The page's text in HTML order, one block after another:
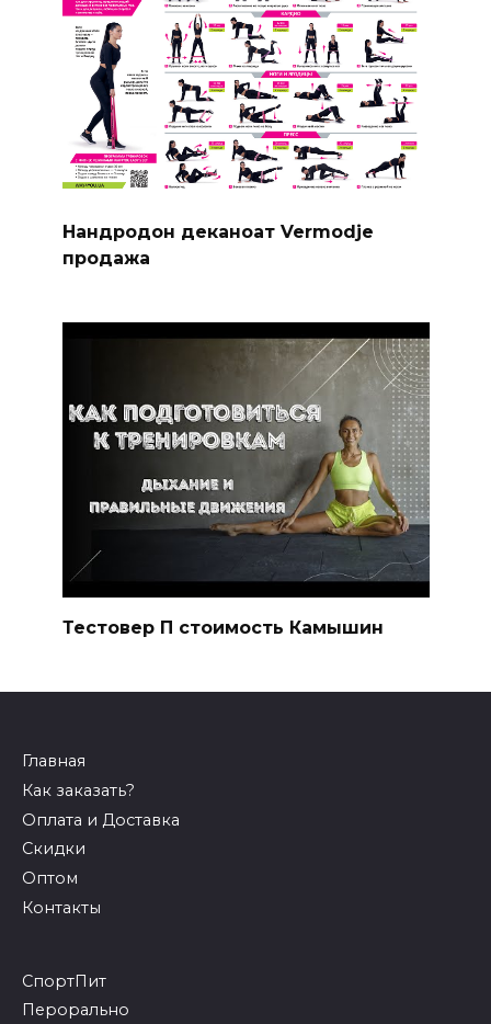
Нандродон деканоат Vermodje
продажа
Тестовер П стоимость Камышин
Главная
Как заказать?
Оплата и Доставка
Скидки
Оптом
Контакты
СпортПит
Перорально